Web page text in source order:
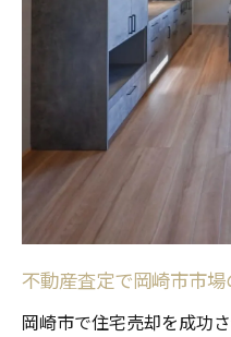
岡崎市で安心して
不動産査定から
住宅売却の流
岡崎市市場で
不動産査定を
立て方
相談から契約ま
不動産査定を活
不動産売却時に絶対
不動産査定で岡崎市市
岡崎市で住宅売却を成功